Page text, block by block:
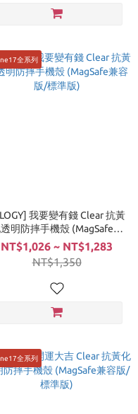
全系列
我要變有錢 Clear 抗黃
明防摔手機殼 (MagSafe兼
容版/標準版)
NT$1,026 ~ NT$1,283
NT$1,350
全系列